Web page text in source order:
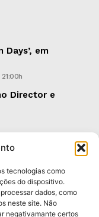
tecnologias como
do dispositivo.
dados, como
neste site. Não
negativamante certos
Days’, em
Director e